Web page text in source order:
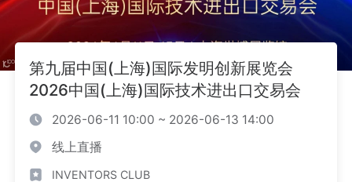
第九届中国(上海)国际发明创新展览会
2026中国(上海)国际技术进出口交易会
2026-06-11 10:00 ~ 2026-06-13 14:00
线上直播
INVENTORS CLUB